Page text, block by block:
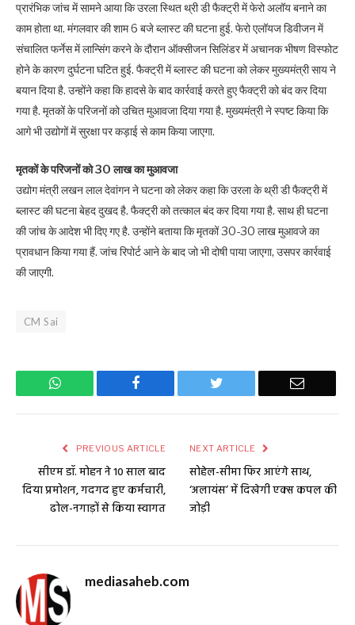
प्रारंभिक जांच में सामने आया कि उरला स्थित थ्री डी फैक्ट्री में फेरो अलॉय बनाने का
काम होता था. मंगलवार की शाम 6 बजे ब्लास्ट की घटना हुई. फेरो एलॉयज डिवीजन में
संचालित फर्नेस में लान्सिंग करने के दौरान ऑक्सीजन सिलिंडर में अचानक भीषण विस्फोट
होने के कारण दुर्घटना घटित हुई. फैक्ट्री में ब्लास्ट की घटना को लेकर मुख्यमंत्री साय ने
बयान दिया है. उन्होंने कहा कि हादसे के बाद कार्रवाई करते हुए फैक्ट्री को बंद कर दिया
गया है. मृतकों के परिजनों को उचित मुआवजा दिया गया है. मुख्यमंत्री ने स्पष्ट किया कि
आगे भी उद्योगों में सुरक्षा पर कड़ाई से काम किया जाएगा.
मृतकों के परिजनों को 30 लाख का मुआवजा
उद्योग मंत्री लखन लाल देवांगन ने घटना को लेकर कहा कि उरला के थ्री डी फैक्ट्री में
ब्लास्ट की घटना बेहद दुखद है. फैक्ट्री को तत्काल बंद कर दिया गया है. साथ ही घटना
की जांच के आदेश भी दिए गए है. उन्होंने बताया कि मृतकों 30-30 लाख मुआवजे का
प्रावधान किया गया हैं. जांच रिपोर्ट आने के बाद जो भी दोषी पाया जाएगा, उसपर कार्रवाई
की जाएगी.
CM Sai
WhatsApp Facebook Twitter Email
PREVIOUS ARTICLE
सीएम डॉ. मोहन ने 10 साल बाद
दिया प्रमोशन, गदगद हुए कर्मचारी,
ढोल-नगाड़ों से किया स्वागत
NEXT ARTICLE
सोहेल-सीमा फिर आएंगे साथ,
‘अलायंस’ में दिखेगी एक्स कपल की
जोड़ी
mediasaheb.com